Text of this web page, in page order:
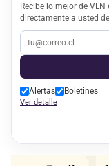
Recibe lo mejor de
directamente a usted
Alertas Boletines
Ver detalle